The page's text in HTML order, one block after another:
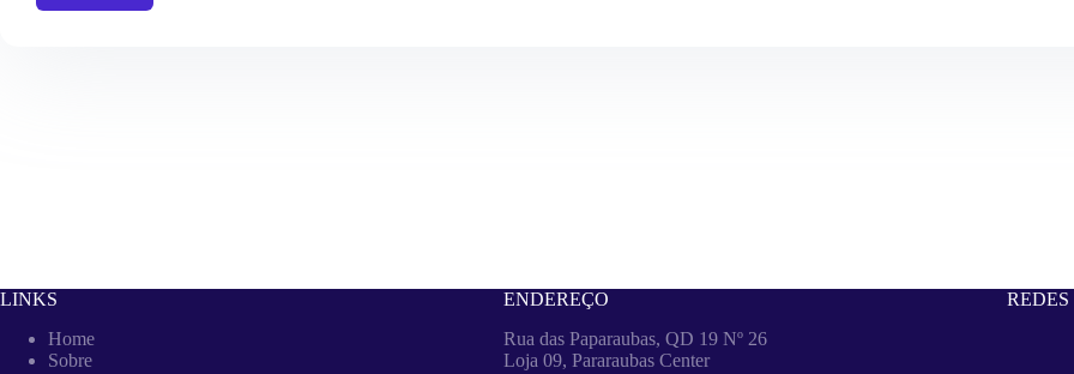
LINKS
Home
Sobre
ENDEREÇO
Rua das Paparaubas, QD 19 Nº 26
Loja 09, Pararaubas Center